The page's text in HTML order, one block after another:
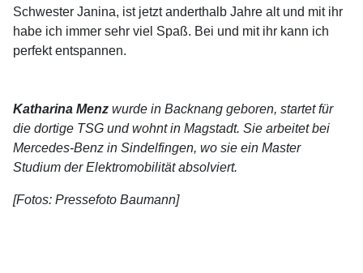
Schwester Janina, ist jetzt anderthalb Jahre alt und mit ihr
habe ich immer sehr viel Spaß. Bei und mit ihr kann ich
perfekt entspannen.
Katharina Menz wurde in Backnang geboren, startet für
die dortige TSG und wohnt in Magstadt. Sie arbeitet bei
Mercedes-Benz in Sindelfingen, wo sie ein Master
Studium der Elektromobilität absolviert.
[Fotos: Pressefoto Baumann]